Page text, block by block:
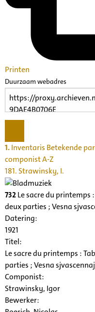
Printen
Duurzaam webadres
1.Inventaris Betekende
componist A-Z
181. Strawinsky, I.
732Le sacre du printemps
deux parties ; Vesna
Datering:
1921
Titel:
Le sacre du printemps :
parties ; Vesna
Componist:
Strawinsky, Igor
Bewerker: